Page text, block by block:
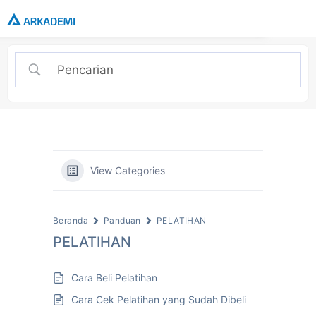
View Categories
Beranda Panduan PELATIHAN
PELATIHAN
Cara Beli Pelatihan
Cara Cek Pelatihan yang Sudah Dibeli